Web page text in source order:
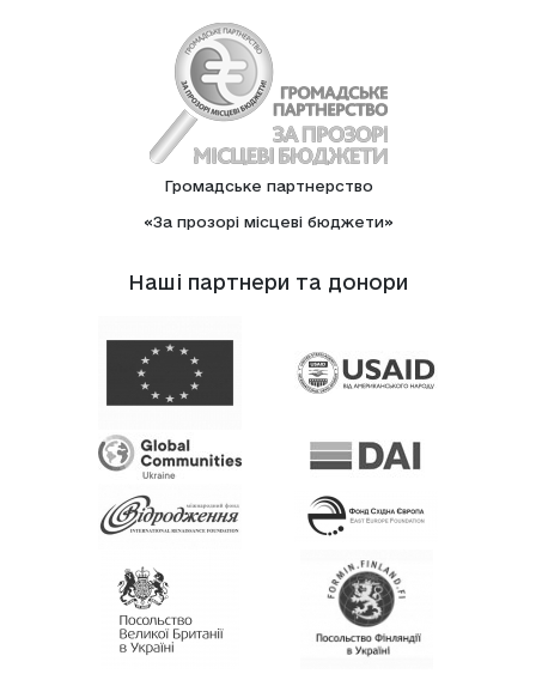
Громадське партнерство
«За прозорі місцеві бюджети»
Нашi партнери та донори